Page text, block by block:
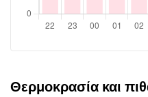
Θερμοκρασία και